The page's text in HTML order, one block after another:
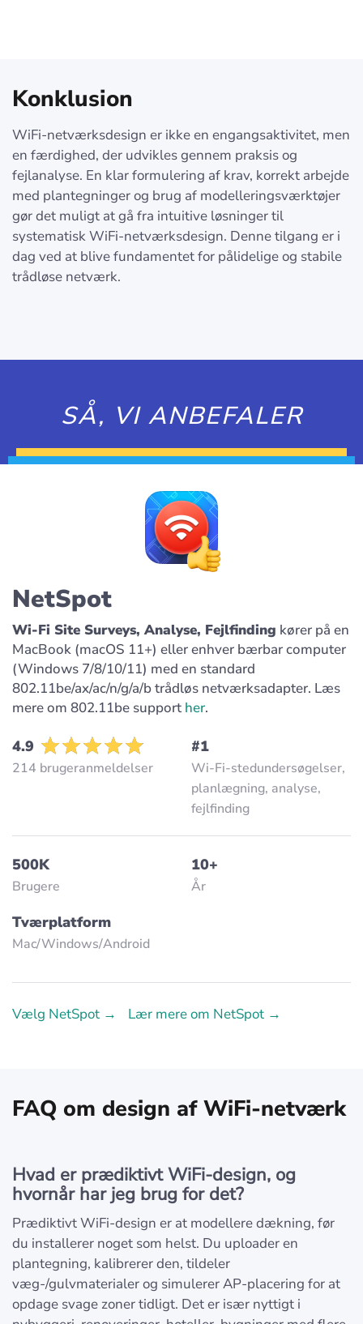
Konklusion
WiFi-netværksdesign er ikke en engangsaktivitet, men
en færdighed, der udvikles gennem praksis og
fejlanalyse. En klar formulering af krav, korrekt arbejde
med plantegninger og brug af modelleringsværktøjer
gør det muligt at gå fra intuitive løsninger til
systematisk WiFi-netværksdesign. Denne tilgang er i
dag ved at blive fundamentet for pålidelige og stabile
trådløse netværk.
SÅ, VI ANBEFALER
NetSpot
Wi-Fi Site Surveys, Analyse, Fejlfinding kører på en
MacBook (macOS 11+) eller enhver bærbar computer
(Windows 7/8/10/11) med en standard
802.11be/ax/ac/n/g/a/b trådløs netværksadapter. Læs
mere om 802.11be support her.
4.9
214 brugeranmeldelser
#1
Wi-Fi-stedundersøgelser,
planlægning, analyse,
fejlfinding
500K
Brugere
10+
År
Tværplatform
Mac/Windows/Аndroid
Vælg NetSpot → Lær mere om NetSpot →
FAQ om design af WiFi-netværk
Hvad er prædiktivt WiFi-design, og
hvornår har jeg brug for det?
Prædiktivt WiFi-design er at modellere dækning, før
du installerer noget som helst. Du uploader en
plantegning, kalibrerer den, tildeler
væg-/gulvmaterialer og simulerer AP-placering for at
opdage svage zoner tidligt. Det er især nyttigt i